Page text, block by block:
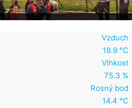
Vzduch
18.9 °C
Vlhkost
75.3 %
Rosný bod
14.4 °C